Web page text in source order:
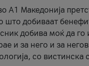
А1 Македонија
што добиваат
добива моќ да го
и за него и за
со вистинска